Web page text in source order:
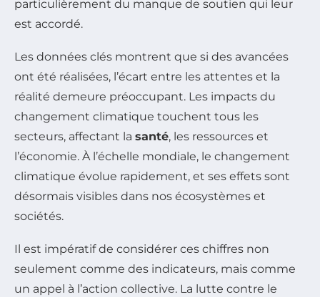
particulièrement du manque de soutien qui leur
est accordé.
Les données clés montrent que si des avancées
ont été réalisées, l’écart entre les attentes et la
réalité demeure préoccupant. Les impacts du
changement climatique touchent tous les
secteurs, affectant la santé, les ressources et
l’économie. À l’échelle mondiale, le changement
climatique évolue rapidement, et ses effets sont
désormais visibles dans nos écosystèmes et
sociétés.
Il est impératif de considérer ces chiffres non
seulement comme des indicateurs, mais comme
un appel à l’action collective. La lutte contre le